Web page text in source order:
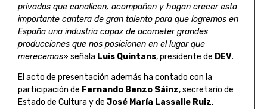
privadas que canalicen, acompañen y hagan crecer esta
importante cantera de gran talento para que logremos en
España una industria capaz de acometer grandes
producciones que nos posicionen en el lugar que
merecemos» señala Luis Quintans, presidente de DEV.
El acto de presentación además ha contado con la
participación de Fernando Benzo Sáinz, secretario de
Estado de Cultura y de José María Lassalle Ruiz,